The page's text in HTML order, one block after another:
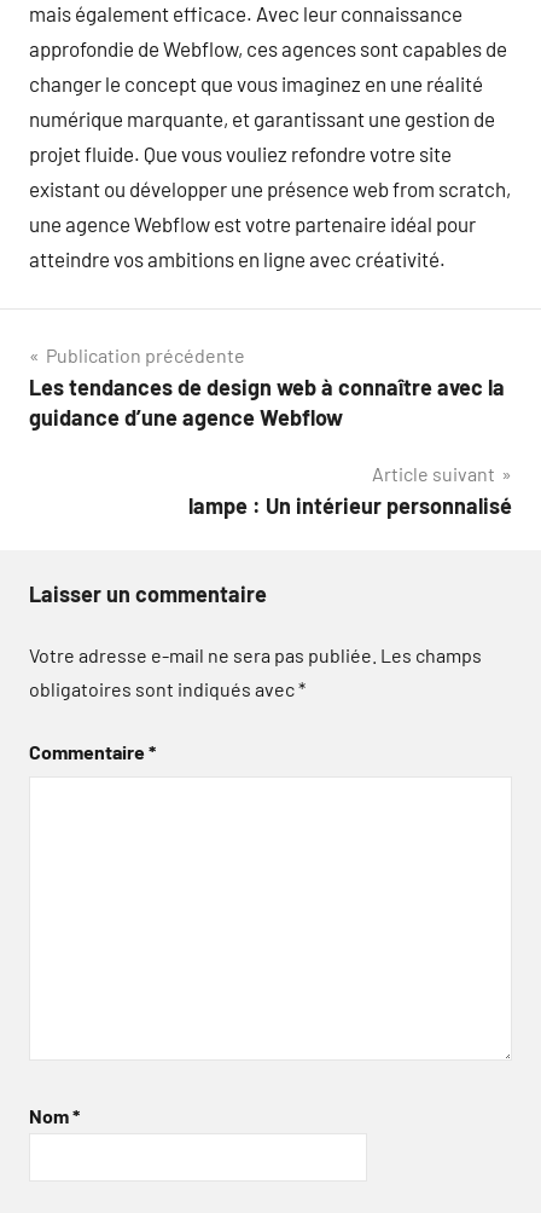
mais également efficace. Avec leur connaissance
approfondie de Webflow, ces agences sont capables de
changer le concept que vous imaginez en une réalité
numérique marquante, et garantissant une gestion de
projet fluide. Que vous vouliez refondre votre site
existant ou développer une présence web from scratch,
une agence Webflow est votre partenaire idéal pour
atteindre vos ambitions en ligne avec créativité.
Navigation
de
Publication précédente
Les tendances de design web à connaître avec la
guidance d’une agence Webflow
Article suivant
lampe : Un intérieur personnalisé
Laisser un commentaire
Votre adresse e-mail ne sera pas publiée. Les champs
obligatoires sont indiqués avec*
Commentaire*
Nom*